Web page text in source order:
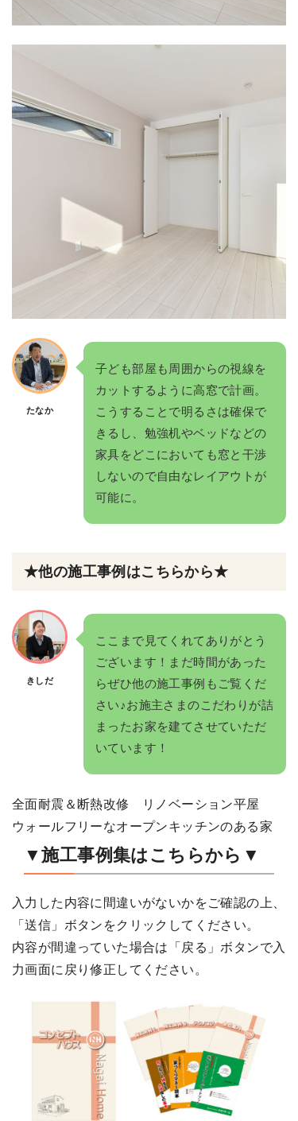
たなか
子ども部屋も周囲からの視線を
カットするように高窓で計画。
こうすることで明るさは確保で
きるし、勉強机やベッドなどの
家具をどこにおいても窓と干渉
しないので自由なレイアウトが
可能に。
★他の施工事例はこちらから★
きしだ
ここまで見てくれてありがとう
ございます！まだ時間があった
らぜひ他の施工事例もご覧くだ
さい♪お施主さまのこだわりが詰
まったお家を建てさせていただ
いています！
全面耐震＆断熱改修 リノベーション平屋
ウォールフリーなオープンキッチンのある家
▼施工事例集はこちらから▼
入力した内容に間違いがないかをご確認の上、
「送信」ボタンをクリックしてください。
内容が間違っていた場合は「戻る」ボタンで入
力画面に戻り修正してください。